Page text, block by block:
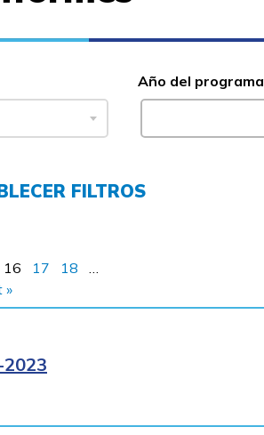
Año del programa
FILTROS
16 17 18
…
»
2023